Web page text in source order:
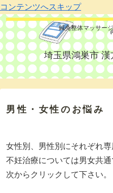
コンテンツへスキップ
鍼灸整体マッサー
埼玉県鴻巣市
男性・女性のお悩み
女性別、男性別にそれぞれ
不妊治療については男女共
次からクリックして下さい。